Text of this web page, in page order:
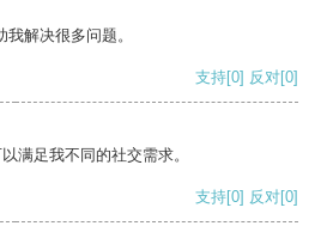
解决很多问题。
支持[0] 反对[0]
满足我不同的社交需求。
支持[0] 反对[0]